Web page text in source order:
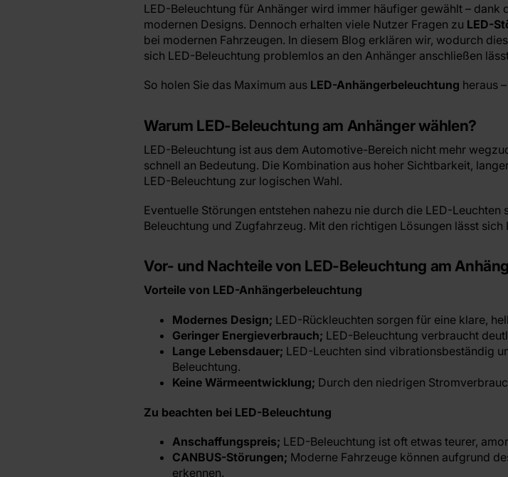
LED-Beleuchtung für Anhänger wird immer häufiger gewählt –
modernen Designs. Dennoch erhalten viele Nutzer Fragen zu LED-
bei modernen Fahrzeugen. In diesem Blog erklären wir, wodurch
sich LED-Beleuchtung problemlos an den Anhänger anschließen
So holen Sie das Maximum aus LED-Anhängerbeleuchtung heraus
Warum LED-Beleuchtung am Anhänger wählen?
LED-Beleuchtung ist aus dem Automotive-Bereich nicht mehr
schnell an Bedeutung. Die Kombination aus hoher Sichtbarkeit,
LED-Beleuchtung zur logischen Wahl.
Eventuelle Störungen entstehen nahezu nie durch die LED-
Beleuchtung und Zugfahrzeug. Mit den richtigen Lösungen lässt
Vor- und Nachteile von LED-Beleuchtung am
Vorteile von LED-Anhängerbeleuchtung
Modernes Design; LED-Rückleuchten sorgen für eine klare,
Geringer Energieverbrauch; LED-Beleuchtung verbraucht
Lange Lebensdauer; LED-Leuchten sind vibrationsbeständig
Beleuchtung.
Keine Wärmeentwicklung; Durch den niedrigen
Zu beachten bei LED-Beleuchtung
Anschaffungspreis; LED-Beleuchtung ist oft etwas teurer,
CANBUS-Störungen; Moderne Fahrzeuge können aufgrund
erkennen.